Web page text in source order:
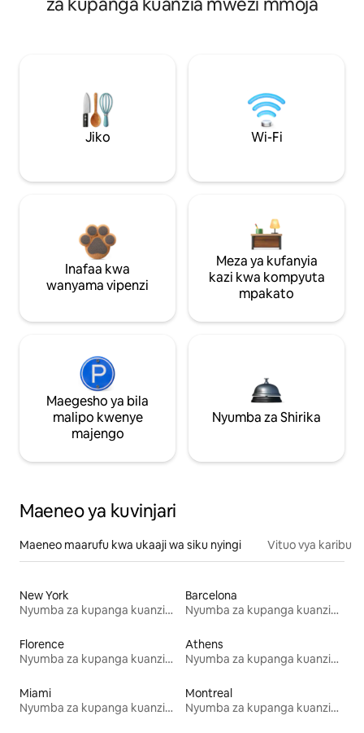
Jiko Wi-Fi
Inafaa kwa
wanyama vipenzi
Meza ya kufanyia
kazi kwa kompyuta
mpakato
Maegesho ya bila
malipo kwenye
majengo
Nyumba za Shirika
Maeneo ya kuvinjari
Maeneo maarufu kwa ukaaji wa siku nyingi Vituo vya karibu
New York
Nyumba za kupanga kuanzia mwezi mmoja
Barcelona
Nyumba za kupanga kuanzia mwezi mmoja
Florence
Nyumba za kupanga kuanzia mwezi mmoja
Athens
Nyumba za kupanga kuanzia mwezi mmoja
Miami
Nyumba za kupanga kuanzia mwezi mmoja
Montreal
Nyumba za kupanga kuanzia mwezi mmoja